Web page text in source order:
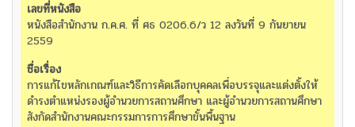
หนังสือสำนักงาน ก.ค.ศ. ที่ ศธ 0206.6/ว 12 ลงวันที่ 9 กันยายน
2559
การแก้ไขหลักเกณฑ์และวิธีการคัดเลือกบุคคลเพื่อบรรจุและแต่งตั้งให้
ดำรงตำแหน่งรองผู้อำนวยการสถานศึกษา และผู้อำนวยการสถานศึกษา
สังกัดสำนักงานคณะกรรมการการศึกษาขั้นพื้นฐาน